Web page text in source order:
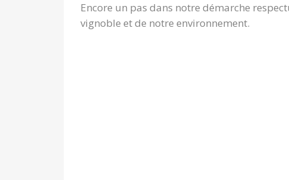
Encore un pas dans notre démarche
vignoble et de notre environnement.